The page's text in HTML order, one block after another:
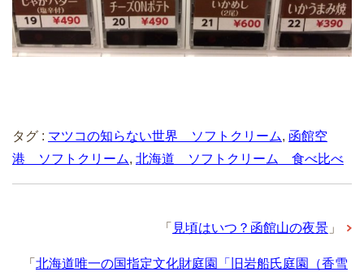
タグ : マツコの知らない世界 ソフトクリーム, 函館空
港 ソフトクリーム, 北海道 ソフトクリーム 食べ比べ
「 見頃はいつ？函館山の夜景 」
「 北海道唯一の国指定文化財庭園「旧岩船氏庭園（香雪